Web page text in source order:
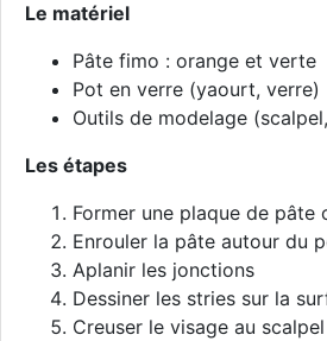
Le matériel
Pâte fimo : orange et verte
Pot en verre (yaourt, verre)
Outils de modelage
Les étapes
Former une plaque de pâte
Enrouler la pâte autour du
Aplanir les jonctions
Dessiner les stries sur la
Creuser le visage au scalpel